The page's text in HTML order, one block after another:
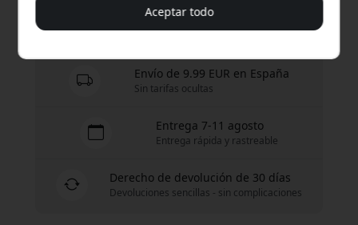
En stock - listo para enviar
Envío de 9.99 EUR en España
Sin tarifas ocultas
Entrega 7-11 agosto
Entrega rápida y rastreable
Derecho de devolución de 30 días
Devoluciones sencillas - sin complicaciones
Aceptar todo